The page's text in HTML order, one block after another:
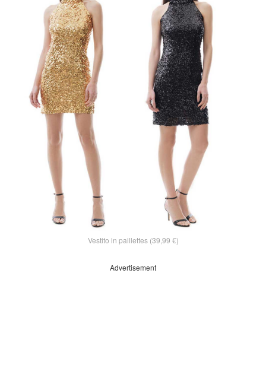
Vestito in paillettes (39,99 €)
Advertisement